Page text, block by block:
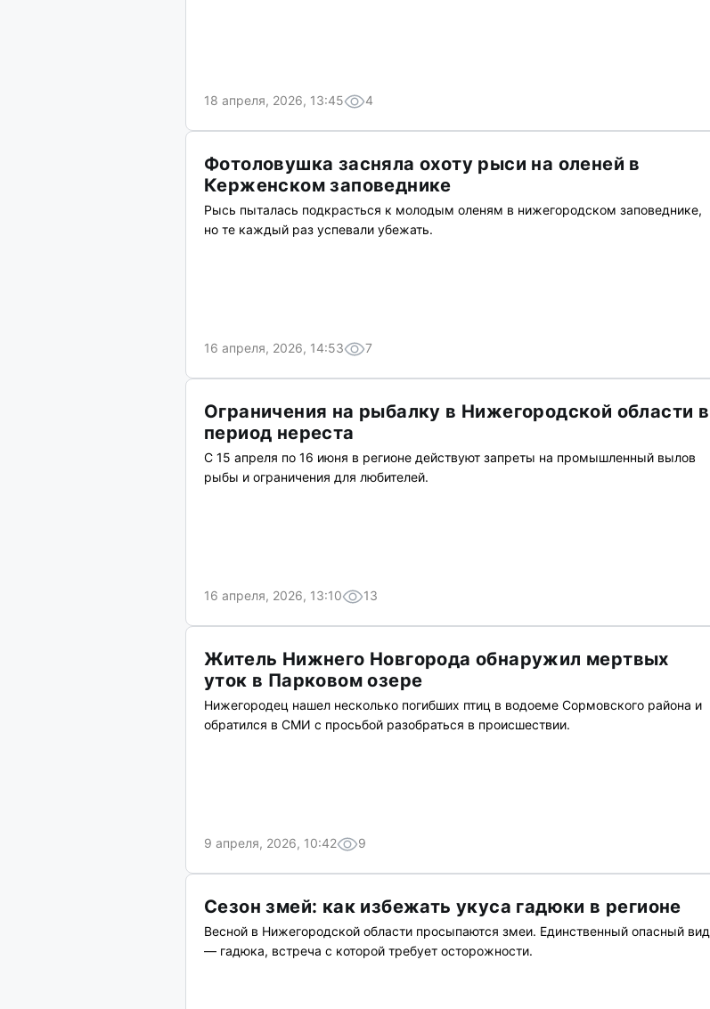
18 апреля, 2026, 13:45 4
Фотоловушка засняла охоту рыси на оленей в
Керженском заповеднике
Рысь пыталась подкрасться к молодым оленям в нижегородском заповеднике,
но те каждый раз успевали убежать.
16 апреля, 2026, 14:53 7
Ограничения на рыбалку в Нижегородской области в
период нереста
С 15 апреля по 16 июня в регионе действуют запреты на промышленный вылов
рыбы и ограничения для любителей.
16 апреля, 2026, 13:10 13
Житель Нижнего Новгорода обнаружил мертвых
уток в Парковом озере
Нижегородец нашел несколько погибших птиц в водоеме Сормовского района и
обратился в СМИ с просьбой разобраться в происшествии.
9 апреля, 2026, 10:42 9
Сезон змей: как избежать укуса гадюки в регионе
Весной в Нижегородской области просыпаются змеи. Единственный опасный вид
— гадюка, встреча с которой требует осторожности.